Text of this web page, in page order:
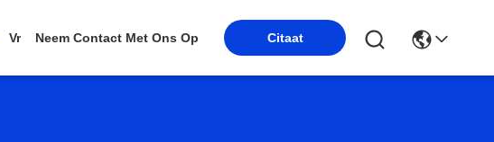
Vr Neem Contact Met Ons Op Citaat